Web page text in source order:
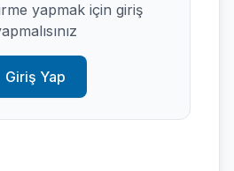
yapmak için giriş
Giriş Yap